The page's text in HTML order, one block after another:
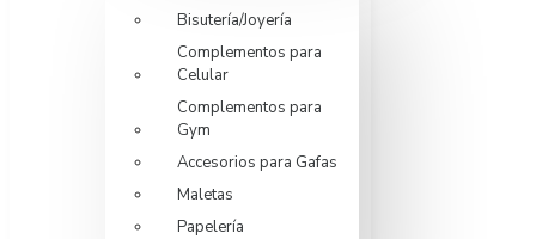
Bisutería/Joyería
Complementos para
Celular
Complementos para
Gym
Accesorios para Gafas
Maletas
Papelería